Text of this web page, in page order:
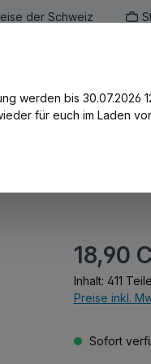
der Schweiz
Regulärer
18,90
Inhalt: 411 Teile
Preise inkl.
Sofort
werden bis 30.07.2026
für euch im Laden vor